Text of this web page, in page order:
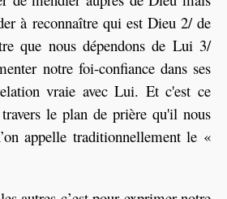
à reconnaître qui est Dieu 2/ de
que nous dépendons de Lui 3/
notre foi-confiance dans ses
vraie avec Lui. Et c'est ce
travers le plan de prière qu'il nous
appelle traditionnellement le «